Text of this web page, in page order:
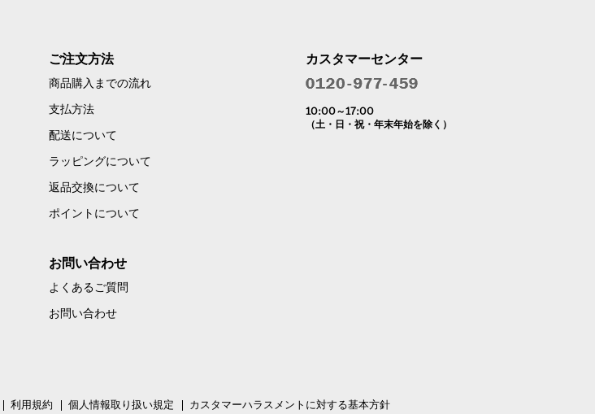
ご注文方法
商品購入までの流れ
支払方法
配送について
ラッピングについて
返品交換について
ポイントについて
お問い合わせ
よくあるご質問
お問い合わせ
カスタマーセンター
10:00～17:00
（土・日・祝・年末年始を除く）
利用規約 個人情報取り扱い規定 カスタマーハラスメントに対する基本方針